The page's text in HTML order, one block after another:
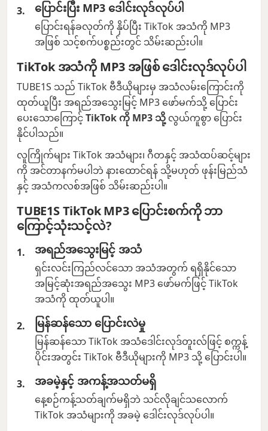
ပြောင်းပြီး MP3 ဒေါင်းလုဒ်လုပ်ပါ
ပြောင်းရန်ခလုတ်ကို နှိပ်ပြီး TikTok အသံကို MP3
အဖြစ် သင့်စက်ပစ္စည်းတွင် သိမ်းဆည်းပါ။
TikTok အသံကို MP3 အဖြစ် ဒေါင်းလုဒ်လုပ်ပါ
TUBE1S သည် TikTok ဗီဒီယိုများမှ အသံလမ်းကြောင်းကို
ထုတ်ယူပြီး အရည်အသွေးမြင့် MP3 ဖော်မက်သို့ ပြောင်း
ပေးသောကြောင့်TikTok ကို MP3 သို့ လွယ်ကူစွာ ပြောင်း
နိုင်ပါသည်။
လူကြိုက်များ TikTok အသံများ၊ ဂီတနှင့် အသံထပ်ဆင့်များ
ကို အင်တာနက်မပါဘဲ နားထောင်ရန် သို့မဟုတ် ဖုန်းမြည်သံ
နှင့် အသံကလစ်အဖြစ် သိမ်းဆည်းပါ။
TUBE1S TikTok MP3 ပြောင်းစက်ကို ဘာ
ကြောင့်သုံးသင့်လဲ?
အရည်အသွေးမြင့် အသံ
ရှင်းလင်းကြည်လင်သော အသံအတွက် ရရှိနိုင်သော
အမြင့်ဆုံးအရည်အသွေး MP3 ဖော်မက်ဖြင့် TikTok
အသံကို ထုတ်ယူပါ။
မြန်ဆန်သော ပြောင်းလဲမှု
မြန်ဆန်သော TikTok အသံဒေါင်းလုဒ်တူးလ်ဖြင့် စက္ကန့်
ပိုင်းအတွင်း TikTok ဗီဒီယိုများကို MP3 သို့ ပြောင်းပါ။
အခမဲ့နှင့် အကန့်အသတ်မရှိ
နေ့စဉ်ကန့်သတ်ချက်မရှိဘဲ သင်လိုချင်သလောက်
TikTok အသံများကို အခမဲ့ ဒေါင်းလုဒ်လုပ်ပါ။